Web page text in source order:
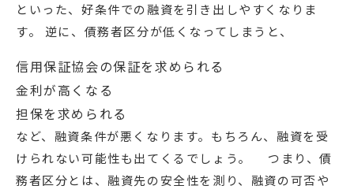
といった、好条件での融資を引き出しやすくなりま
す。 逆に、債務者区分が低くなってしまうと、
信用保証協会の保証を求められる
金利が高くなる
担保を求められる
など、融資条件が悪くなります。もちろん、融資を受
けられない可能性も出てくるでしょう。 つまり、債
務者区分とは、融資先の安全性を測り、融資の可否や